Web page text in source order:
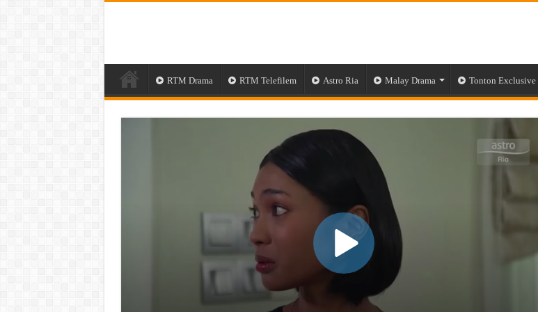
RTM Drama RTM Telefilem Astro Ria Malay Drama Tonton Exclusive